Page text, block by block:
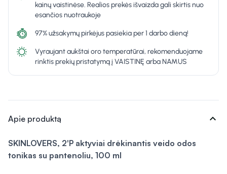
kainų vaistinėse. Realios prekės išvaizda gali skirtis nuo
esančios nuotraukoje
97% užsakymų pirkėjus pasiekia per 1 darbo dieną!
Vyraujant aukštai oro temperatūrai, rekomenduojame
rinktis prekių pristatymą į VAISTINĘ arba NAMUS
Apie produktą expand_more
SKINLOVERS, 2'P aktyviai drėkinantis veido odos
tonikas su pantenoliu, 100 ml